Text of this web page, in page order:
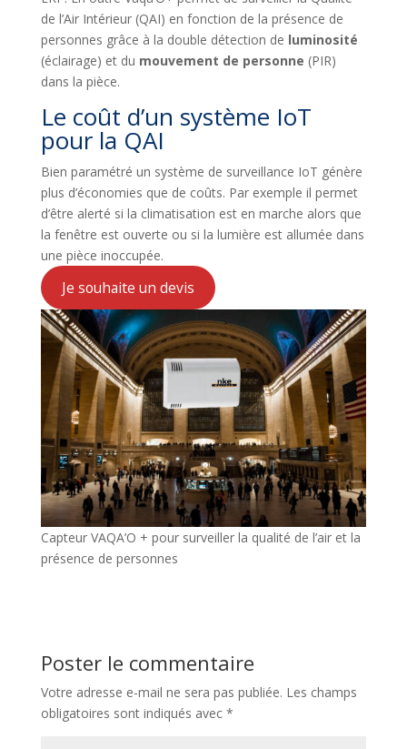
de l’Air Intérieur (QAI) en fonction de la présence de
personnes grâce à la double détection de luminosité
(éclairage) et du mouvement de personne (PIR)
dans la pièce.
Le coût d’un système IoT
pour la QAI
Bien paramétré un système de surveillance IoT génère
plus d’économies que de coûts. Par exemple il permet
d’être alerté si la climatisation est en marche alors que
la fenêtre est ouverte ou si la lumière est allumée dans
une pièce inoccupée.
Je souhaite un devis
Capteur VAQA’O + pour surveiller la qualité de l’air et la
présence de personnes
Poster le commentaire
Votre adresse e-mail ne sera pas publiée. Les champs
obligatoires sont indiqués avec *